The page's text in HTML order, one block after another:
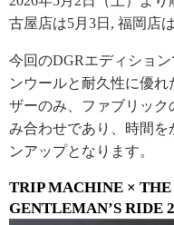
古屋店は5月3日, 福岡店
今回のDGRエディショ
ンウールと耐久性に優
ザーのみ、ファブリック
み合わせであり、時間を
ンアップとなります。
TRIP MACHINE ×
GENTLEMAN’S RIDE